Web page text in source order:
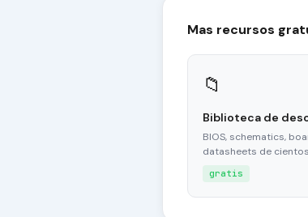
Mas recursos
📁
Biblioteca de
BIOS, schematics,
datasheets de
gratis